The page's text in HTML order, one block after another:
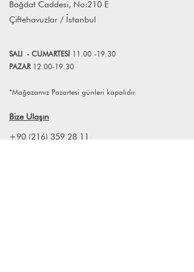
atölyede düzenlediği workshoplarla,
seramik yapmayı keşfetmek isteyenlere
Bağdat Caddesi, No:210 E
Çiftehavuzlar / İstanbul
SALI - CUMARTESİ 11.00 -19.30
PAZAR 12.00-19.30
*Mağazamız Pazartesi günleri kapalıdır.
Bize Ulaşın
+90 (216) 359 28 11